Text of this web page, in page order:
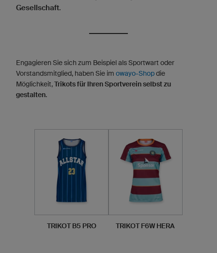
Gesellschaft.
Engagieren Sie sich zum Beispiel als Sportwart oder
Vorstandsmitglied, haben Sie im owayo-Shopdie
Möglichkeit,Trikots für Ihren Sportverein selbst zu
gestalten.
TRIKOT B5 PRO TRIKOT F6W HERA